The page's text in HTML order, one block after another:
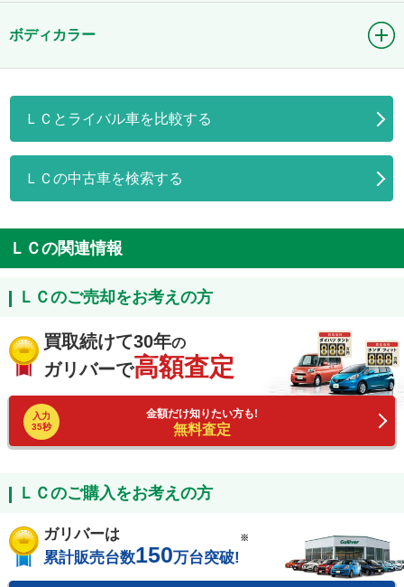
ボディカラー
ＬＣとライバル車を比較する
ＬＣの中古車を検索する
ＬＣの関連情報
ＬＣのご売却をお考えの方
買取続けて30年の
ガリバーで高額査定
入力
35秒
金額だけ知りたい方も!
無料査定
ＬＣのご購入をお考えの方
ガリバーは
累計販売台数150万台突破!
※